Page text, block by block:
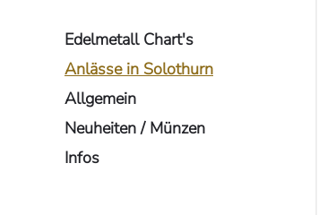
Edelmetall Chart's
Anlässe in Solothurn
Allgemein
Neuheiten / Münzen
Infos